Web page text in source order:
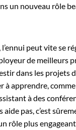
un nouveau rôle
peut vite se
de meilleurs
dans les projets
à apprendre,
à des
aide pas, c’est
rôle plus